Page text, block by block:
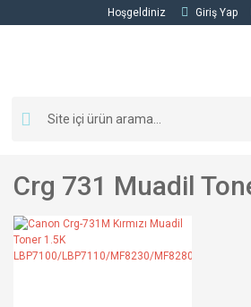
Hoşgeldiniz Giriş Yap
Crg 731 Muadil